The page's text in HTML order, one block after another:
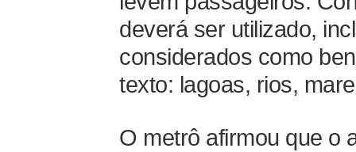
deverá ser utilizado,
considerados como
texto: lagoas, rios,
O metrô afirmou que o